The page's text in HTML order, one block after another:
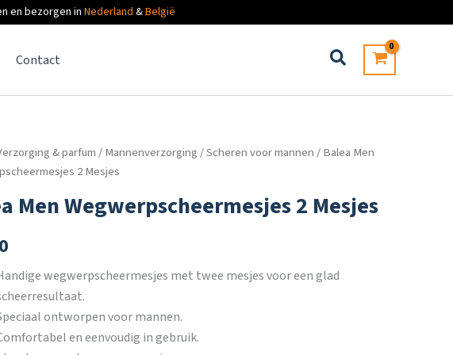
en bezorgen inNederland &België
Contact
& parfum/Mannenverzorging/Scheren voor mannen/ Balea Men
2 Mesjes
Men Wegwerpscheermesjes 2 Mesjes
wegwerpscheermesjes met twee mesjes voor een glad
ontworpen voor mannen.
en eenvoudig in gebruik.